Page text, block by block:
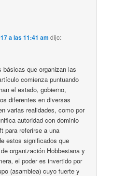
a las 11:41 am dijo:
que organizan las
comienza puntuando
el estado, gobierno,
diferentes en diversas
varias realidades, como por
autoridad con dominio
para referirse a una
estos significados que
organización Hobbesiana y
el poder es invertido por
(asamblea) cuyo fuerte y